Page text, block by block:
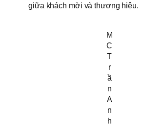
giữa khách mời và thương hiệu.
M
C
T
r
ầ
n
A
n
h